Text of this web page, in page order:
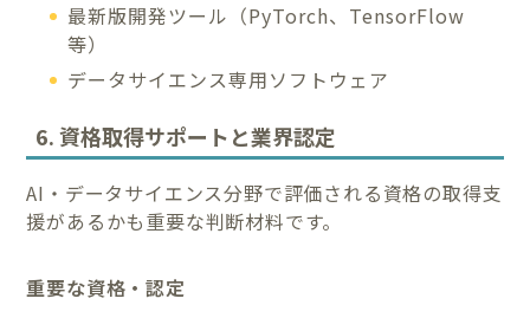
最新版開発ツール（PyTorch、TensorFlow
等）
データサイエンス専用ソフトウェア
6. 資格取得サポートと業界認定
AI・データサイエンス分野で評価される資格の取得支
援があるかも重要な判断材料です。
重要な資格・認定